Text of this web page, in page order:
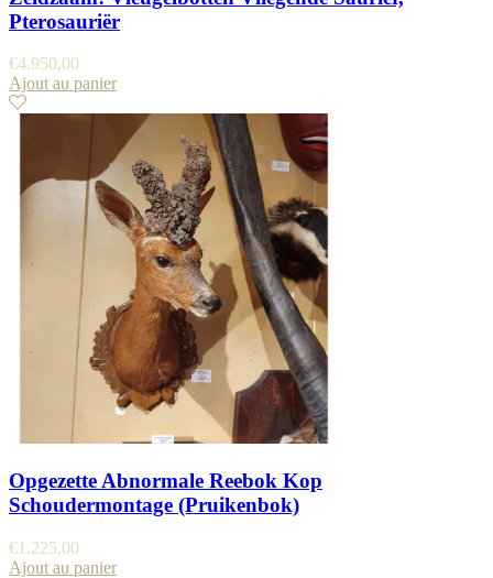
Pterosauriër
€4.950,00
Ajout au panier
Opgezette Abnormale Reebok Kop
Schoudermontage (Pruikenbok)
€1.225,00
Ajout au panier